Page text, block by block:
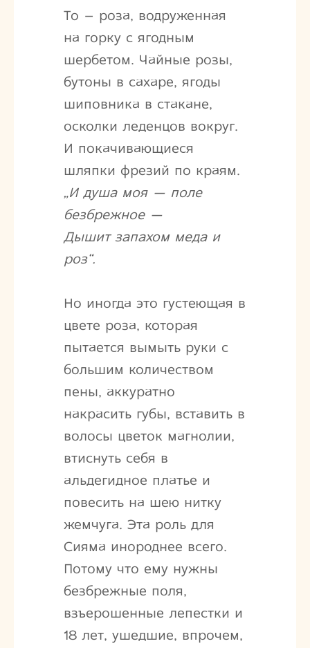
То – роза, водруженная
на горку с ягодным
шербетом. Чайные розы,
бутоны в сахаре, ягоды
шиповника в стакане,
осколки леденцов вокруг.
И покачивающиеся
шляпки фрезий по краям.
„И душа моя — поле
безбрежное —
Дышит запахом меда и
роз“.
Но иногда это густеющая в
цвете роза, которая
пытается вымыть руки с
большим количеством
пены, аккуратно
накрасить губы, вставить в
волосы цветок магнолии,
втиснуть себя в
альдегидное платье и
повесить на шею нитку
жемчуга. Эта роль для
Сияма инороднее всего.
Потому что ему нужны
безбрежные поля,
взъерошенные лепестки и
18 лет, ушедшие, впрочем,